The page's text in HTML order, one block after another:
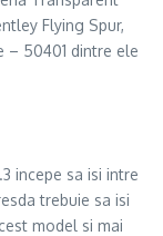
Flying Spur,
– 50401 dintre ele
incepe sa isi intre
trebuie sa isi
model si mai